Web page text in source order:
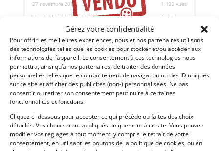
Gérez votre confidentialité
Pour offrir les meilleures expériences, nous et nos partenaires utilisons
des technologies telles que les cookies pour stocker et/ou accéder aux
informations de l’appareil. Le consentement à ces technologies nous
permettra, ainsi qu’à nos partenaires, de traiter des données
personnelles telles que le comportement de navigation ou des ID uniques
sur ce site et afficher des publicités (non-) personnalisées. Ne pas
consentir ou retirer son consentement peut nuire à certaines
fonctionnalités et fonctions.
Cliquez ci-dessous pour accepter ce qui précède ou faites des choix
détaillés. Vos choix seront appliqués uniquement à ce site. Vous pouvez
modifier vos réglages à tout moment, y compris le retrait de votre
consentement, en utilisant les boutons de la politique de cookies, ou en
27 novembre 2017
1 133 vues
Vends JAGUAR TYPE-C 1961 Boite de vitesse manuelle, Carte
grise normale, Contrôle technique OK, Très bon état
Vendu par : 007
PSD